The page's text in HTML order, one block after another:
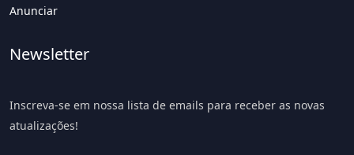
Anunciar
Newsletter
Inscreva-se em nossa lista de emails para receber as novas
atualizações!